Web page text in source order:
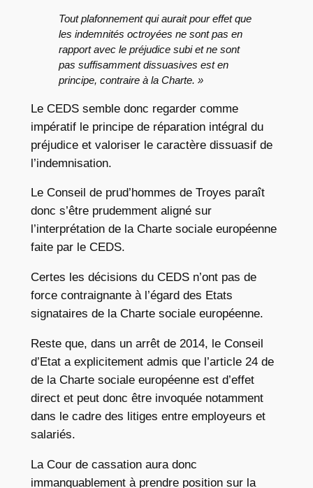
Tout plafonnement qui aurait pour effet que
les indemnités octroyées ne sont pas en
rapport avec le préjudice subi et ne sont
pas suffisamment dissuasives est en
principe, contraire à la Charte. »
Le CEDS semble donc regarder comme
impératif le principe de réparation intégral du
préjudice et valoriser le caractère dissuasif de
l’indemnisation.
Le Conseil de prud’hommes de Troyes paraît
donc s’être prudemment aligné sur
l’interprétation de la Charte sociale européenne
faite par le CEDS.
Certes les décisions du CEDS n’ont pas de
force contraignante à l’égard des Etats
signataires de la Charte sociale européenne.
Reste que, dans un arrêt de 2014, le Conseil
d’Etat a explicitement admis que l’article 24 de
de la Charte sociale européenne est d’effet
direct et peut donc être invoquée notamment
dans le cadre des litiges entre employeurs et
salariés.
La Cour de cassation aura donc
immanquablement à prendre position sur la